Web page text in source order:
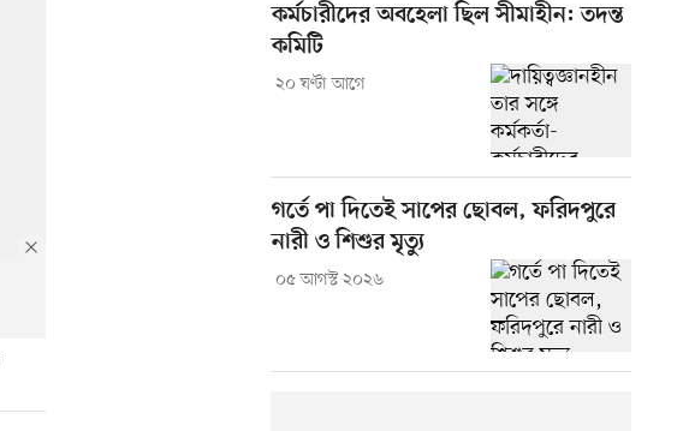
কর্মচারীদের অবহেলা ছিল সীমাহীন: তদন্ত
কমিটি
২০ ঘণ্টা আগে
গর্তে পা দিতেই সাপের ছোবল, ফরিদপুরে
নারী ও শিশুর মৃত্যু
০৫ আগস্ট ২০২৬